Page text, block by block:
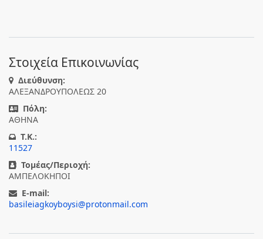
Στοιχεία Επικοινωνίας
Διεύθυνση:
ΑΛΕΞΑΝΔΡΟΥΠΟΛΕΩΣ 20
Πόλη:
ΑΘΗΝΑ
T.K.:
11527
Τομέας/Περιοχή:
ΑΜΠΕΛΟΚΗΠΟΙ
E-mail:
basileiagkoyboysi@protonmail.com